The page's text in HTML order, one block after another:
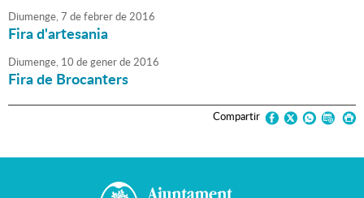
Diumenge,7 defebrerde2016
Fira d'artesania
Diumenge, 10 degenerde2016
Fira de Brocanters
Compartir